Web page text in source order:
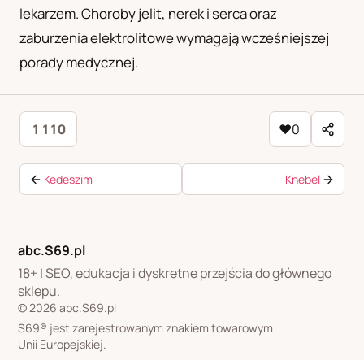
lekarzem. Choroby jelit, nerek i serca oraz
zaburzenia elektrolitowe wymagają wcześniejszej
porady medycznej.
1 110 ♥0
Kedeszim Knebel
abc.S69.pl
18+ | SEO, edukacja i dyskretne przejścia do głównego
sklepu.
© 2026 abc.S69.pl
S69® jest zarejestrowanym znakiem towarowym
Unii Europejskiej.